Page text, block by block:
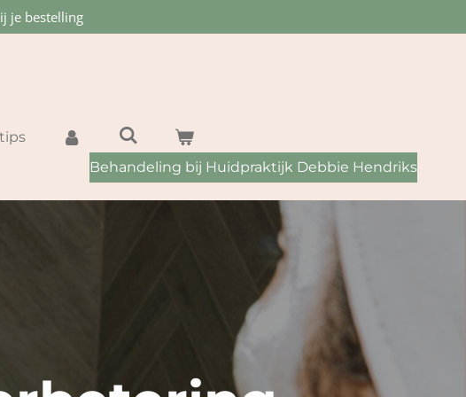
je bestelling
Behandeling bij Huidpraktijk Debbie Hendriks